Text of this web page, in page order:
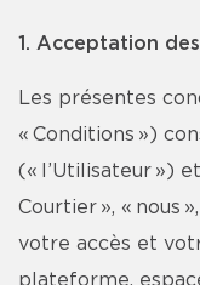
1. Acceptation
Les présentes
« Conditions »)
(« l’Utilisateur »)
Courtier », « nous
votre accès et
plateforme,